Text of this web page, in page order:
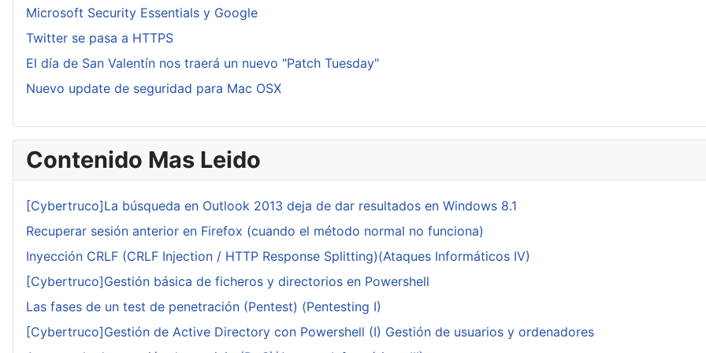
Microsoft Security Essentials y Google
Twitter se pasa a HTTPS
El día de San Valentín nos traerá un nuevo "Patch Tuesday"
Nuevo update de seguridad para Mac OSX
Contenido Mas Leido
[Cybertruco]La búsqueda en Outlook 2013 deja de dar resultados en Windows 8.1
Recuperar sesión anterior en Firefox (cuando el método normal no funciona)
Inyección CRLF (CRLF Injection / HTTP Response Splitting)(Ataques Informáticos IV)
[Cybertruco]Gestión básica de ficheros y directorios en Powershell
Las fases de un test de penetración (Pentest) (Pentesting I)
[Cybertruco]Gestión de Active Directory con Powershell (I) Gestión de usuarios y ordenadores